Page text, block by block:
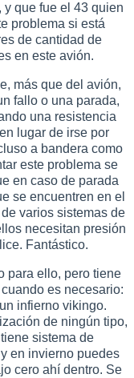
que fue el 43 quien
problema si está
de cantidad de
en este avión.
más que del avión,
fallo o una parada,
una resistencia
lugar de irse por
a bandera como
este problema se
en caso de parada
se encuentren en el
varios sistemas de
necesitan presión
Fantástico.
para ello, pero tiene
es necesario:
infierno vikingo.
de ningún tipo,
sistema de
en invierno puedes
cero ahí dentro. Se